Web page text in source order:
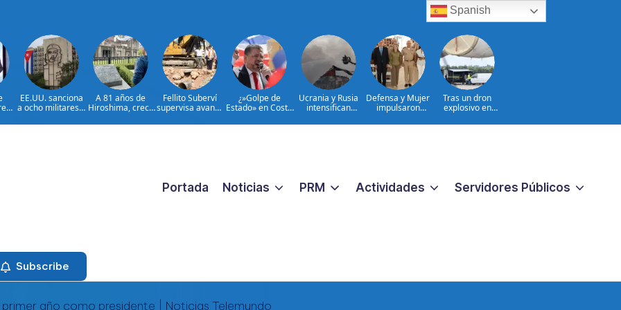
EE.UU. sanciona
a ocho militares y
cubanas
A 81 años de
Hiroshima, crece
rearme de Japón
Fellito Suberví
supervisa avance
cañada Juan
¿»Golpe de
Estado» en Costa
democracia en
Ucrania y Rusia
intensifican
largo alcance
Defensa y Mujer
impulsaron
con cientos de
Tras un dron
explosivo en
Alemania busca
Portada Noticias PRM Actividades Servidores Públicos
Subscribe
Spanish